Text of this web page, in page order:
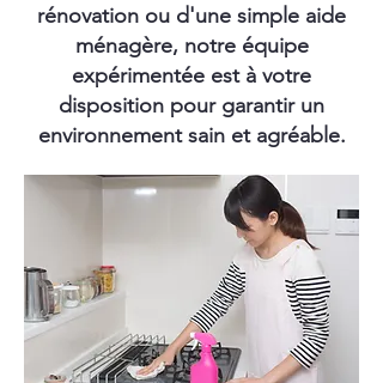
rénovation ou d'une simple aide
ménagère, notre équipe
expérimentée est à votre
disposition pour garantir un
environnement sain et agréable.